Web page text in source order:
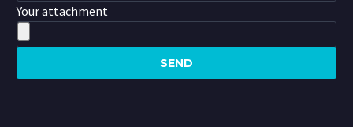
Your attachment